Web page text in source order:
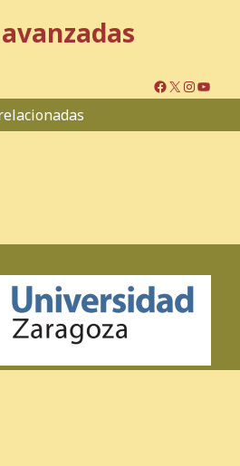
Facebook
X